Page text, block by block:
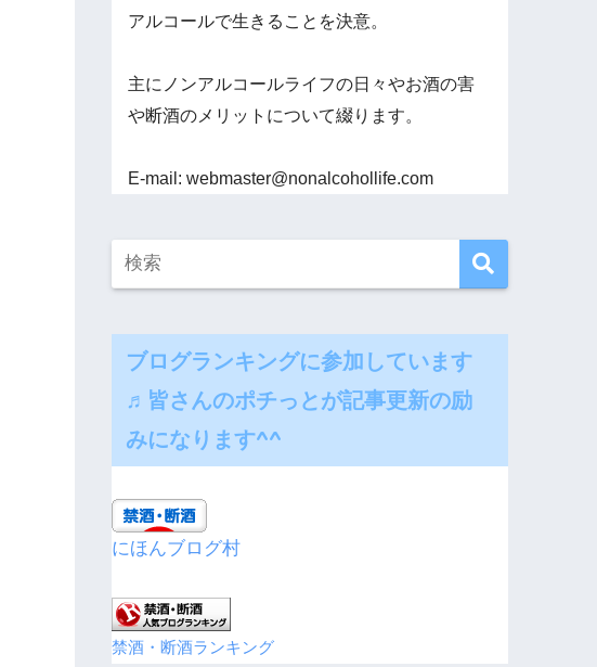
アルコールで生きることを決意。
主にノンアルコールライフの日々やお酒の害
や断酒のメリットについて綴ります。
E-mail: webmaster@nonalcohollife.com
ブログランキングに参加しています
♬皆さんのポチっとが記事更新の励
みになります^^
にほんブログ村
禁酒・断酒ランキング